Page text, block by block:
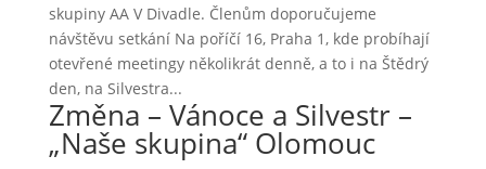
skupiny AA V Divadle. Členům doporučujeme
návštěvu setkání Na poříčí 16, Praha 1, kde probíhají
otevřené meetingy několikrát denně, a to i na Štědrý
den, na Silvestra...
Změna – Vánoce a Silvestr –
„Naše skupina“ Olomouc